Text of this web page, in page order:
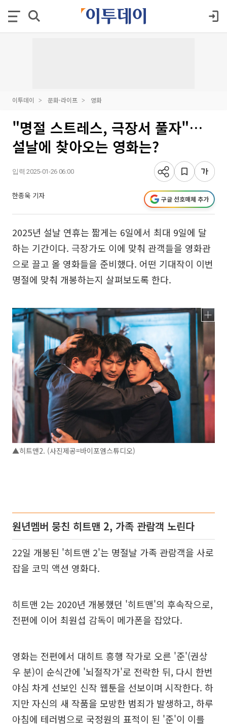
이투데이 문화·라이프 영화
"명절 스트레스, 극장서 풀자"…
설날에 찾아오는 영화는?
입력 2025-01-26 06:00
한종욱 기자 구글 선호매체 추가
2025년 설날 연휴는 짧게는 6일에서 최대 9일에 달
하는 기간이다. 극장가도 이에 맞춰 관객들을 영화관
으로 끌고 올 영화들을 준비했다. 어떤 기대작이 이번
명절에 맞춰 개봉하는지 살펴보도록 한다.
▲히트맨2. (사진제공=바이포엠스튜디오)
원년멤버 뭉친 히트맨 2, 가족 관람객 노린다
22일 개봉된 '히트맨 2'는 명절날 가족 관람객을 사로
잡을 코믹 액션 영화다.
히트맨 2는 2020년 개봉했던 '히트맨'의 후속작으로,
전편에 이어 최원섭 감독이 메가폰을 잡았다.
영화는 전편에서 대히트 흥행 작가로 오른 '준'(권상
우 분)이 순식간에 '뇌절작가'로 전락한 뒤, 다시 한번
야심 차게 선보인 신작 웹툰을 선보이며 시작한다. 하
지만 자신의 새 작품을 모방한 범죄가 발생하고, 하루
아침에 테러범으로 국정원의 표적이 된 '준'이 이를